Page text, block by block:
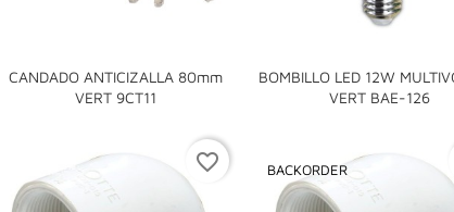
CANDADO ANTICIZALLA 80mm
VERT 9CT11

BOMBILLO LED 12W
VERT BAE-126

favorite_border BACKORDER